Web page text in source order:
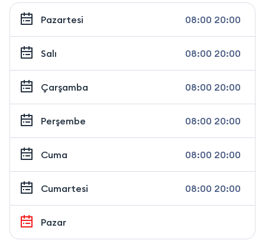
Pazartesi 08:00 20:00
Salı 08:00 20:00
Çarşamba 08:00 20:00
Perşembe 08:00 20:00
Cuma 08:00 20:00
Cumartesi 08:00 20:00
Pazar